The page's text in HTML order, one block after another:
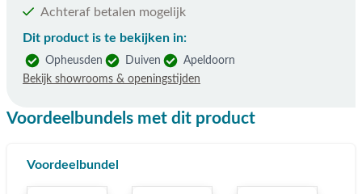
Achteraf betalen mogelijk
Dit product is te bekijken in:
Opheusden Duiven
Apeldoorn
Bekijk showrooms & openingstijden
Voordeelbundels met dit product
Voordeelbundel